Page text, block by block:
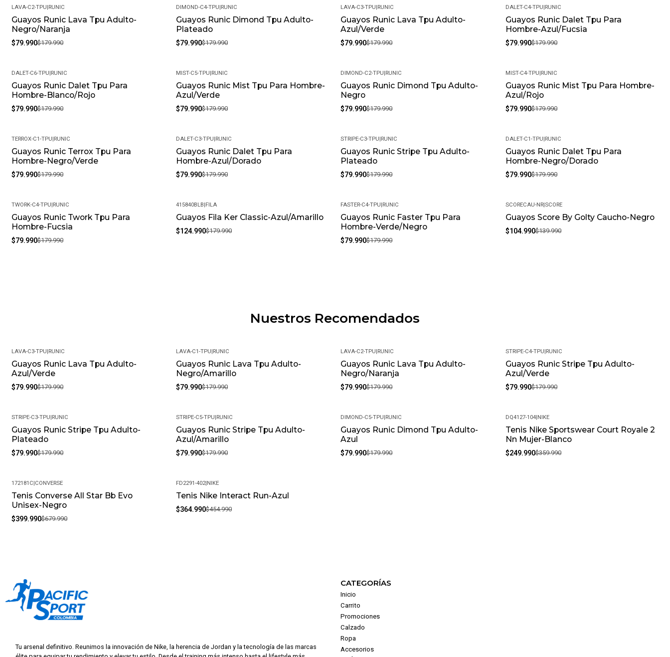
-56%
LAVA-C2-TPU|RUNIC
Guayos Runic Lava Tpu Adulto-
Negro/Naranja
$79.990$179.990
-56%
DIMOND-C4-TPU|RUNIC
Guayos Runic Dimond Tpu Adulto-
Plateado
$79.990$179.990
-56%
LAVA-C3-TPU|RUNIC
Guayos Runic Lava Tpu Adulto-
Azul/Verde
$79.990$179.990
-56%
DALET-C4-TPU|RUNIC
Guayos Runic Dalet Tpu Para
Hombre-Azul/Fucsia
$79.990$179.990
-56%
DALET-C6-TPU|RUNIC
Guayos Runic Dalet Tpu Para
Hombre-Blanco/Rojo
$79.990$179.990
-56%
MIST-C5-TPU|RUNIC
Guayos Runic Mist Tpu Para Hombre-
Azul/Verde
$79.990$179.990
-56%
DIMOND-C2-TPU|RUNIC
Guayos Runic Dimond Tpu Adulto-
Negro
$79.990$179.990
-56%
MIST-C4-TPU|RUNIC
Guayos Runic Mist Tpu Para Hombre-
Azul/Rojo
$79.990$179.990
-56%
TERROX-C1-TPU|RUNIC
Guayos Runic Terrox Tpu Para
Hombre-Negro/Verde
$79.990$179.990
-56%
DALET-C3-TPU|RUNIC
Guayos Runic Dalet Tpu Para
Hombre-Azul/Dorado
$79.990$179.990
-56%
STRIPE-C3-TPU|RUNIC
Guayos Runic Stripe Tpu Adulto-
Plateado
$79.990$179.990
-56%
DALET-C1-TPU|RUNIC
Guayos Runic Dalet Tpu Para
Hombre-Negro/Dorado
$79.990$179.990
-56%
TWORK-C4-TPU|RUNIC
Guayos Runic Twork Tpu Para
Hombre-Fucsia
$79.990$179.990
-31%
415840BLB|FILA
Guayos Fila Ker Classic-Azul/Amarillo
$124.990$179.990
-56%
FASTER-C4-TPU|RUNIC
Guayos Runic Faster Tpu Para
Hombre-Verde/Negro
$79.990$179.990
-25%
SCORECAU-NR|SCORE
Guayos Score By Golty Caucho-Negro
$104.990$139.990
Nuestros Recomendados
-56%
LAVA-C3-TPU|RUNIC
Guayos Runic Lava Tpu Adulto-
Azul/Verde
$79.990$179.990
-56%
LAVA-C1-TPU|RUNIC
Guayos Runic Lava Tpu Adulto-
Negro/Amarillo
$79.990$179.990
-56%
LAVA-C2-TPU|RUNIC
Guayos Runic Lava Tpu Adulto-
Negro/Naranja
$79.990$179.990
-56%
STRIPE-C4-TPU|RUNIC
Guayos Runic Stripe Tpu Adulto-
Azul/Verde
$79.990$179.990
-56%
STRIPE-C3-TPU|RUNIC
Guayos Runic Stripe Tpu Adulto-
Plateado
$79.990$179.990
-56%
STRIPE-C5-TPU|RUNIC
Guayos Runic Stripe Tpu Adulto-
Azul/Amarillo
$79.990$179.990
-56%
DIMOND-C5-TPU|RUNIC
Guayos Runic Dimond Tpu Adulto-
Azul
$79.990$179.990
-31%
DQ4127-104|NIKE
Tenis Nike Sportswear Court Royale 2
Nn Mujer-Blanco
$249.990$359.990
-41%
172181C|CONVERSE
Tenis Converse All Star Bb Evo
Unisex-Negro
$399.990$679.990
-20%
FD2291-402|NIKE
Tenis Nike Interact Run-Azul
$364.990$454.990
Tu arsenal definitivo. Reunimos la innovación de Nike, la herencia de Jordan y la tecnología de las marcas
CATEGORÍAS
Inicio
Carrito
Promociones
Calzado
Ropa
Accesorios